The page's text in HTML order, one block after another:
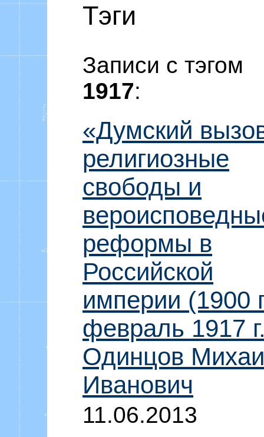
15.07.2014
Уоммака
Тэги
Записи с тэгом
1917:
«Думский
религиозные
свободы и
реформы в
Российской
империи (1900
февраль 1917
Одинцов
Иванович
11.06.2013